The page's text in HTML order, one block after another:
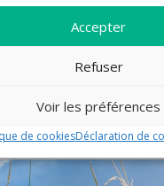
Accepter
Refuser
Voir les préférences
de cookiesDéclaration de